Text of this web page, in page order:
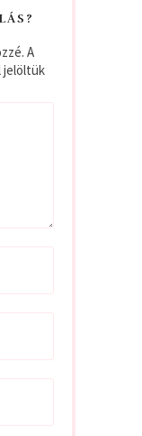
A
jelöltük